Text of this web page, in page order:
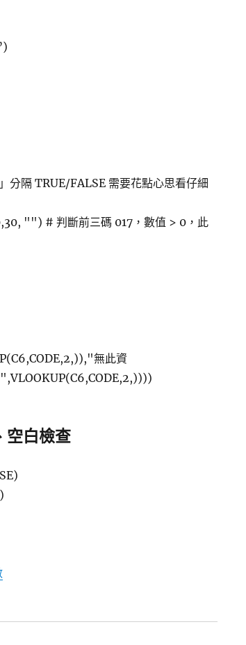
分隔 TRUE/FALSE 需要花點心思看仔細
"") # 判斷前三碼 017，數值 > 0，此
無此資
空白檢查